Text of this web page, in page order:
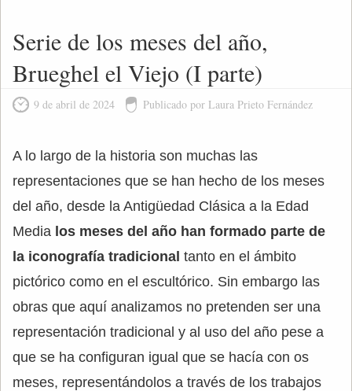
Serie de los meses del año,
Brueghel el Viejo (I parte)
9 de abril de 2024 Publicado por Laura Prieto Fernández
A lo largo de la historia son muchas las
representaciones que se han hecho de los meses
del año, desde la Antigüedad Clásica a la Edad
Media los meses del año han formado parte de
la iconografía tradicional tanto en el ámbito
pictórico como en el escultórico. Sin embargo las
obras que aquí analizamos no pretenden ser una
representación tradicional y al uso del año pese a
que se ha configuran igual que se hacía con os
meses, representándolos a través de los trabajos